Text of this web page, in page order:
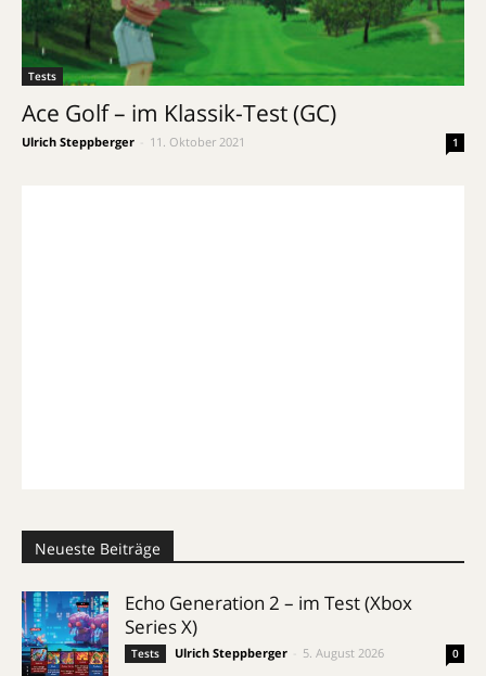
Tests
Ace Golf – im Klassik-Test (GC)
Ulrich Steppberger 11. Oktober 2021 1
Neueste Beiträge
Echo Generation 2 – im Test (Xbox
Series X)
Tests Ulrich Steppberger 5. August 2026 0